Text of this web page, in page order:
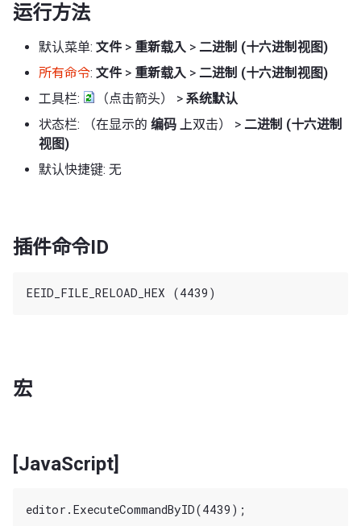
运行方法
默认菜单: 文件 > 重新载入 > 二进制 (十六进制视图)
所有命令: 文件 > 重新载入 > 二进制 (十六进制视图)
工具栏:
（点击箭头） > 系统默认
状态栏: （在显示的 编码 上双击） > 二进制 (十六进制
视图)
默认快捷键: 无
插件命令ID
宏
[JavaScript]